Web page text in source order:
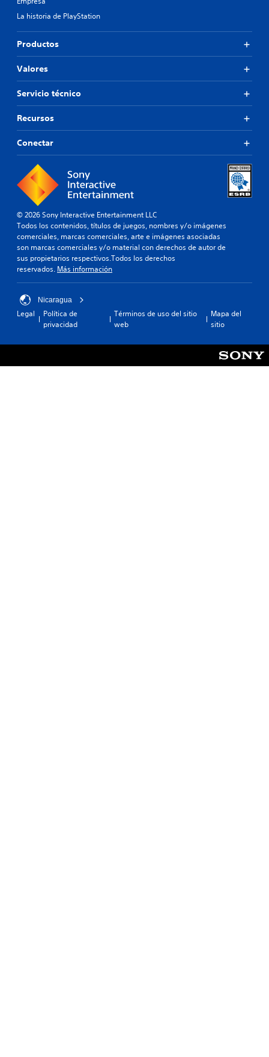
La historia de PlayStation
Productos
Valores
Servicio técnico
Recursos
Conectar
© 2026 Sony Interactive Entertainment LLC
Todos los contenidos, títulos de juegos, nombres y/o imágenes
comerciales, marcas comerciales, arte e imágenes asociadas
son marcas comerciales y/o material con derechos de autor de
sus propietarios respectivos.Todos los derechos
reservados. Más información
Nicaragua
Legal
Política de
privacidad
Términos de uso del sitio
web
Mapa del
sitio